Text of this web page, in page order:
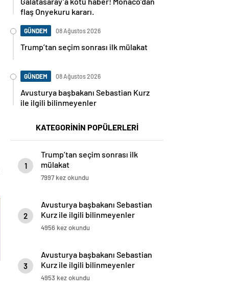
flaş Onyekuru kararı.
GÜNDEM 08 Ağustos 2026
Trump’tan seçim sonrası ilk mülakat
GÜNDEM 08 Ağustos 2026
Avusturya başbakanı Sebastian Kurz
ile ilgili bilinmeyenler
KATEGORİNİN POPÜLERLERİ
1
Trump’tan seçim sonrası ilk
mülakat
7997 kez okundu
2
Avusturya başbakanı Sebastian
Kurz ile ilgili bilinmeyenler
4956 kez okundu
3
Avusturya başbakanı Sebastian
Kurz ile ilgili bilinmeyenler
4953 kez okundu